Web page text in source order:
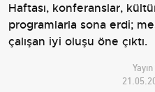
Haftası, konferanslar,
programlarla sona erdi;
çalışan iyi oluşu öne çıktı.